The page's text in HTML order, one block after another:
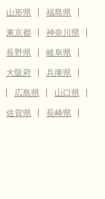
山形県
福島県
東京都
神奈川県
長野県
岐阜県
大阪府
兵庫県
広島県
山口県
佐賀県
長崎県